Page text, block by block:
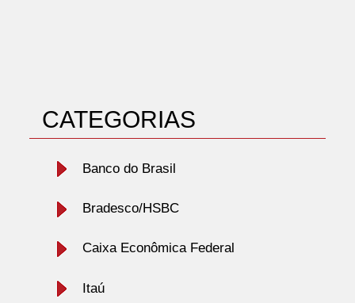
CATEGORIAS
Banco do Brasil
Bradesco/HSBC
Caixa Econômica Federal
Itaú